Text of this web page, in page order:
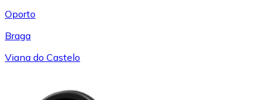
Oporto
Braga
Viana do Castelo